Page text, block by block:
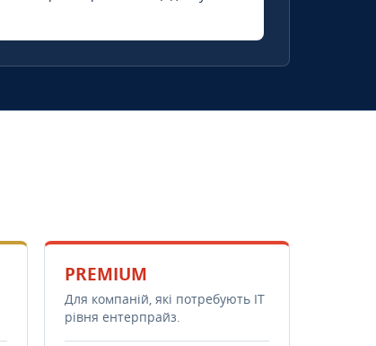
PREMIUM
Для компаній, які потребують ІТ
рівня ентерпрайз.